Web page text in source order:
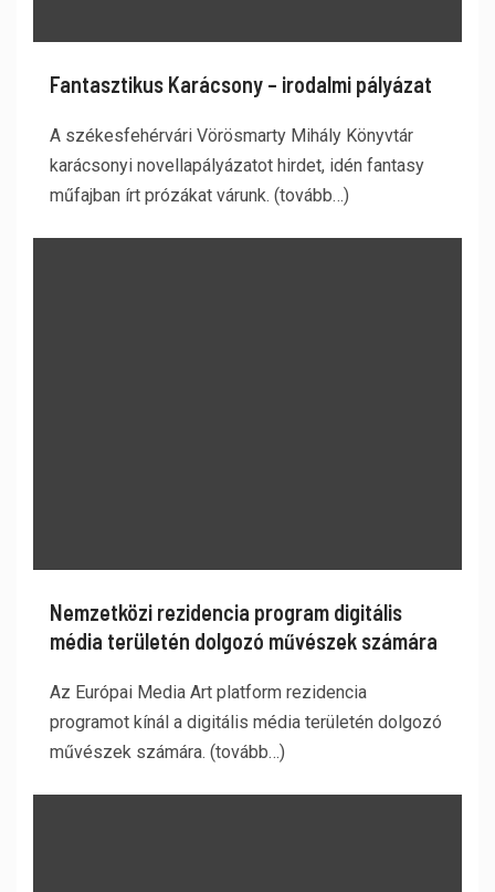
Fantasztikus Karácsony – irodalmi pályázat
A székesfehérvári Vörösmarty Mihály Könyvtár
karácsonyi novellapályázatot hirdet, idén fantasy
műfajban írt prózákat várunk. (tovább…)
Nemzetközi rezidencia program digitális
média területén dolgozó művészek számára
Az Európai Media Art platform rezidencia
programot kínál a digitális média területén dolgozó
művészek számára. (tovább…)